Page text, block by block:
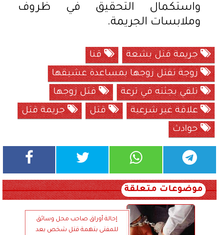
واستكمال التحقيق في ظروف
وملابسات الجريمة.
جريمة قتل بشعة
قنا
زوجة تقتل زوجها بمساعدة عشيقها
تلقي بجثته في ترعة
قتل زوجها
علاقة غير شرعية
قتل
جريمة قتل
حوادث
موضوعات متعلقة
إحالة أوراق صاحب محل وسائق
للمفتى بتهمة قتل شخص بعد